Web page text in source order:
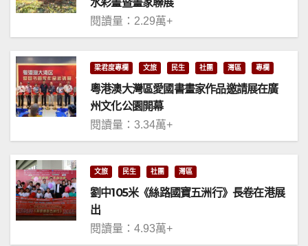
閱讀量：2.29萬+
梁君度專欄 文旅 民生 社團 灣區 專欄
粵港澳大灣區愛國書畫家作品邀請展在廣
州文化公園開幕
閱讀量：3.34萬+
文旅 民生 社團 灣區
劉中105米《絲路國寶五洲行》長卷在港展
出
閱讀量：4.93萬+